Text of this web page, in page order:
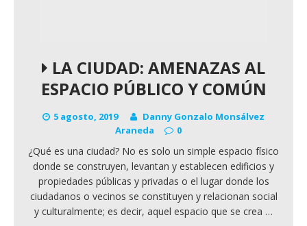
LA CIUDAD: AMENAZAS AL
ESPACIO PÚBLICO Y COMÚN
5 agosto, 2019
Danny Gonzalo Monsálvez
Araneda
0
¿Qué es una ciudad? No es solo un simple espacio físico
donde se construyen, levantan y establecen edificios y
propiedades públicas y privadas o el lugar donde los
ciudadanos o vecinos se constituyen y relacionan social
y culturalmente; es decir, aquel espacio que se crea …